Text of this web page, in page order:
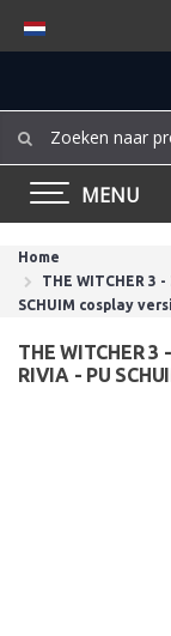
MENU
Home
THE WITCHER
SCHUIM cosplay
THE WITCHER 3
RIVIA - PU